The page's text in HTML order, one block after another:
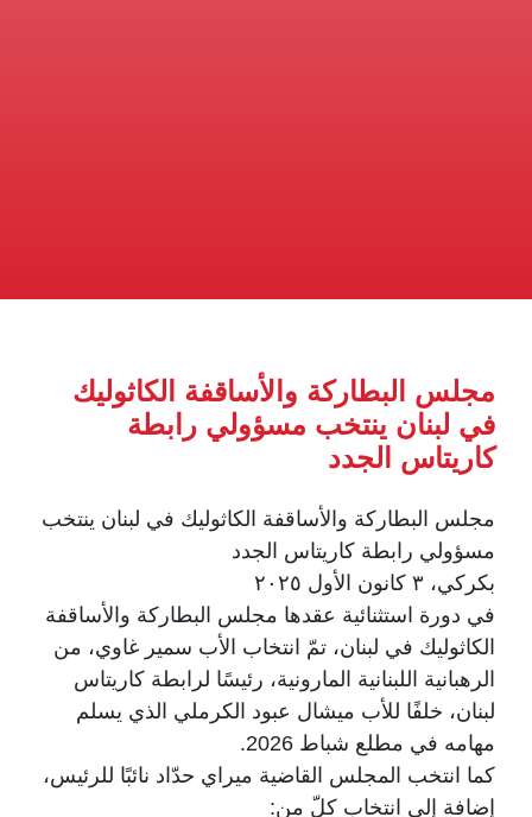
مجلس البطاركة والأساقفة الكاثوليك
في لبنان ينتخب مسؤولي رابطة
كاريتاس الجدد
مجلس البطاركة والأساقفة الكاثوليك في لبنان ينتخب
مسؤولي رابطة كاريتاس الجدد
بكركي، ٣ كانون الأول ٢٠٢٥
في دورة استثنائية عقدها مجلس البطاركة والأساقفة
الكاثوليك في لبنان، تمّ انتخاب الأب سمير غاوي، من
الرهبانية اللبنانية المارونية، رئيسًا لرابطة كاريتاس
لبنان، خلفًا للأب ميشال عبود الكرملي الذي يسلم
مهامه في مطلع شباط 2026.
كما انتخب المجلس القاضية ميراي حدّاد نائبًا للرئيس،
إضافة إلى انتخاب كلّ من: